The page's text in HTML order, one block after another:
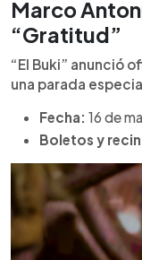
Marco
“Gratitud”
“El Buki” anunció
una parada
Fecha: 16 de
Boletos y